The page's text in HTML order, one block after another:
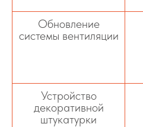
Обновление
системы вентиляции
Устройство
декоративной
штукатурки